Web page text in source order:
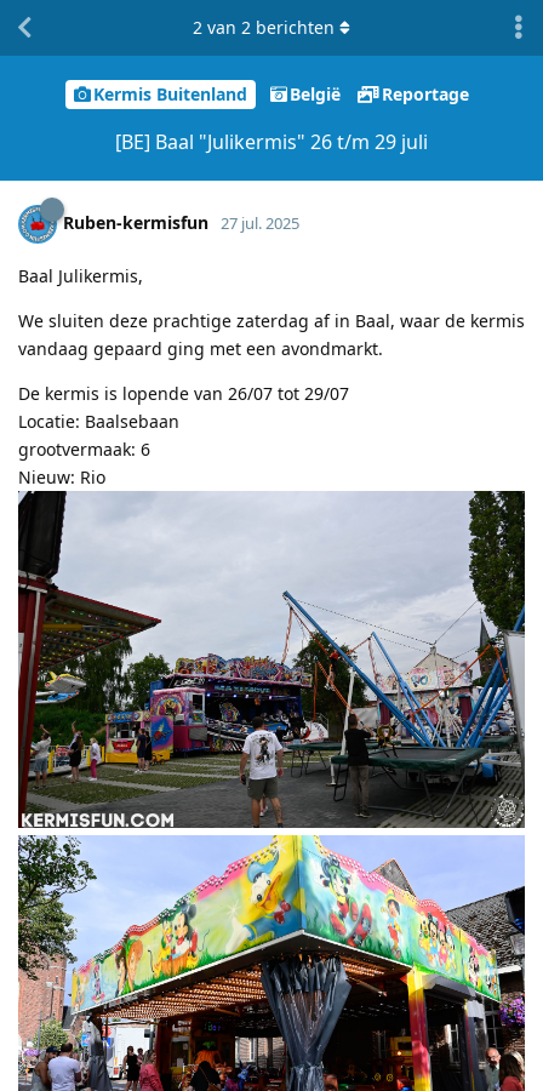
Kermis Buitenland België Reportage
[BE] Baal "Julikermis" 26 t/m 29 juli
2 van 2 berichten
Ruben-kermisfun 27 jul. 2025
Baal Julikermis,
We sluiten deze prachtige zaterdag af in Baal, waar de kermis
vandaag gepaard ging met een avondmarkt.
De kermis is lopende van 26/07 tot 29/07
Locatie: Baalsebaan
grootvermaak: 6
Nieuw: Rio